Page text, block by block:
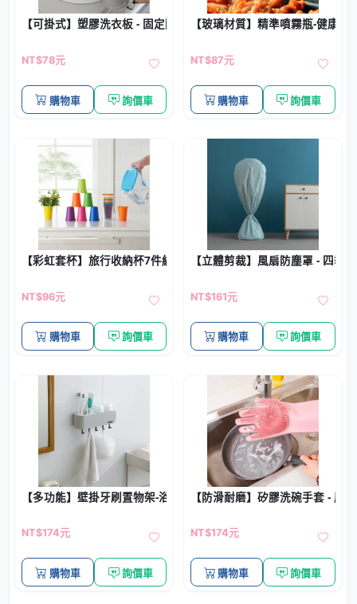
【可掛式】塑膠洗衣板 - 固定防滑搓衣板
NT$78元
購物車 詢價車
【玻璃材質】精準噴霧瓶-健康料
NT$87元
購物車 詢價車
【彩虹套杯】旅行收納杯7件組 - 戶外便攜
NT$96元
購物車 詢價車
【立體剪裁】風扇防塵罩 - 四季
NT$161元
購物車 詢價車
【多功能】壁掛牙刷置物架-浴室收納組合
NT$174元
購物車 詢價車
【防滑耐磨】矽膠洗碗手套 - 魔
NT$174元
購物車 詢價車